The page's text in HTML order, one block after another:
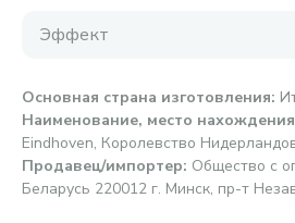
Эффект
Основная страна изготовления:
Наименование, место
Eindhoven, Королевство
Продавец/импортер: Общество с
Беларусь 220012 г. Минск, пр-т